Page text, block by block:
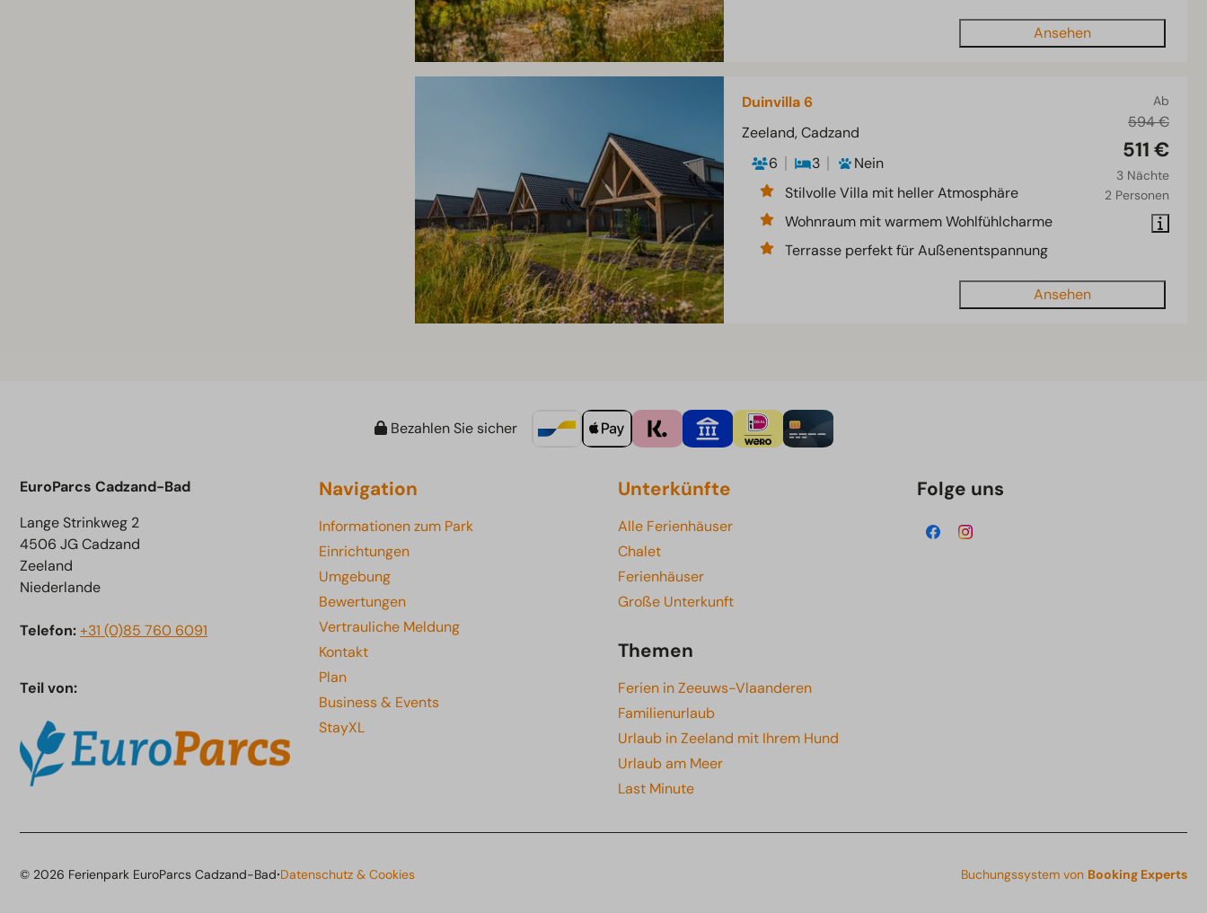
Ansehen
Ab
594 €
511 €
3 Nächte
2 Personen
Duinvilla 6
Zeeland, Cadzand
6
3
Nein
Stilvolle Villa mit heller Atmosphäre
Wohnraum mit warmem Wohlfühlcharme
Terrasse perfekt für Außenentspannung
Ansehen
Bezahlen Sie sicher
EuroParcs Cadzand-Bad
Lange Strinkweg 2
4506 JG Cadzand
Zeeland
Niederlande
Telefon:+31 (0)85 760 6091
Teil von:
Navigation
Informationen zum Park
Einrichtungen
Umgebung
Bewertungen
Vertrauliche Meldung
Kontakt
Plan
Business & Events
StayXL
Unterkünfte
Alle Ferienhäuser
Chalet
Ferienhäuser
Große Unterkunft
Themen
Ferien in Zeeuws-Vlaanderen
Familienurlaub
Urlaub in Zeeland mit Ihrem Hund
Urlaub am Meer
Last Minute
Folge uns
© 2026 Ferienpark EuroParcs Cadzand-Bad·Datenschutz & Cookies Buchungssystem von Booking Experts